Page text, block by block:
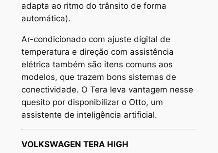
adapta ao ritmo do trânsito de forma
automática).
Ar-condicionado com ajuste digital de
temperatura e direção com assistência
elétrica também são itens comuns aos
modelos, que trazem bons sistemas de
conectividade. O Tera leva vantagem nesse
quesito por disponibilizar o Otto, um
assistente de inteligência artificial.
VOLKSWAGEN TERA HIGH